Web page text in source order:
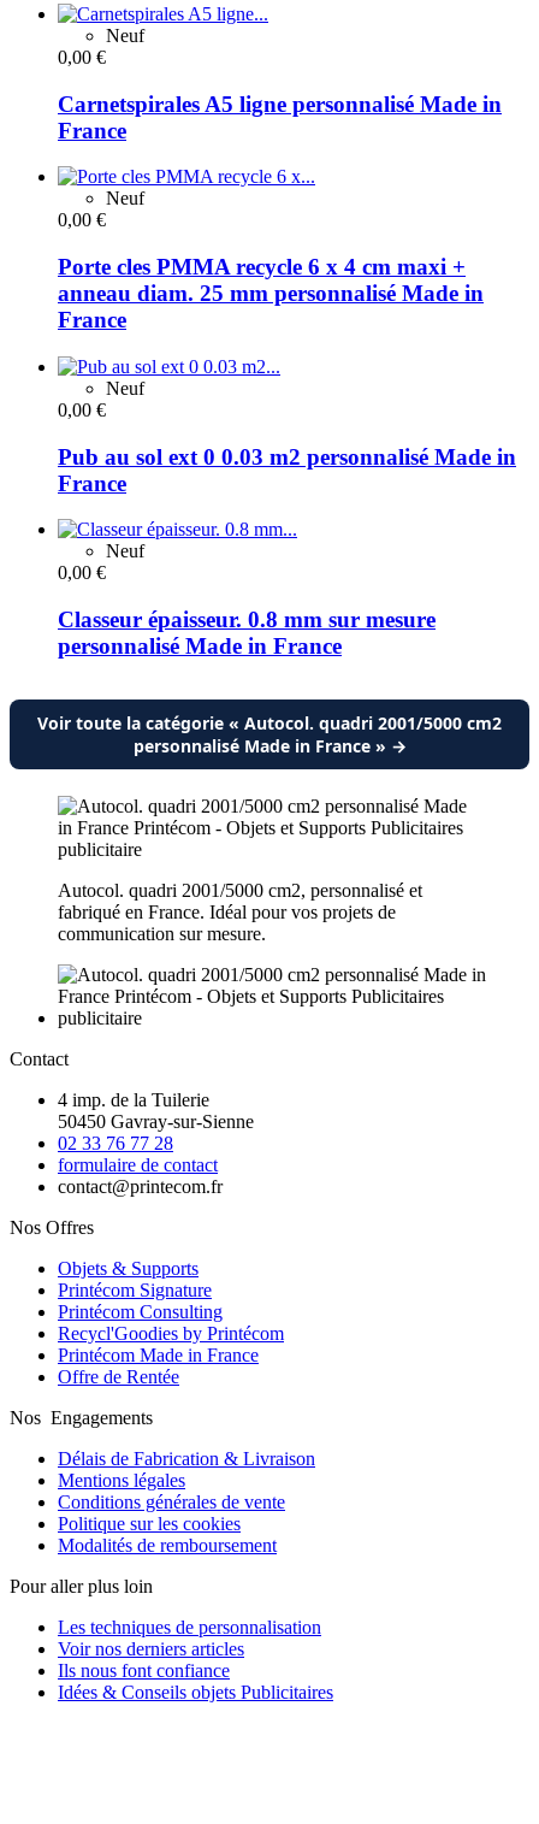
Neuf
0,00 €
Carnetspirales A5 ligne personnalisé Made in
France
Neuf
0,00 €
Porte cles PMMA recycle 6 x 4 cm maxi +
anneau diam. 25 mm personnalisé Made in
France
Neuf
0,00 €
Pub au sol ext 0 0.03 m2 personnalisé Made in
France
Neuf
0,00 €
Classeur épaisseur. 0.8 mm sur mesure
personnalisé Made in France
Voir toute la catégorie « Autocol. quadri 2001/5000 cm2
personnalisé Made in France » →
Autocol. quadri 2001/5000 cm2, personnalisé et
fabriqué en France. Idéal pour vos projets de
communication sur mesure.
Contact
4 imp. de la Tuilerie
50450 Gavray-sur-Sienne
02 33 76 77 28
formulaire de contact
contact@printecom.fr
Nos Offres
Objets & Supports
Printécom Signature
Printécom Consulting
Recycl'Goodies by Printécom
Printécom Made in France
Offre de Rentée
Nos Engagements
Délais de Fabrication & Livraison
Mentions légales
Conditions générales de vente
Politique sur les cookies
Modalités de remboursement
Pour aller plus loin
Les techniques de personnalisation
Voir nos derniers articles
Ils nous font confiance
Idées & Conseils objets Publicitaires